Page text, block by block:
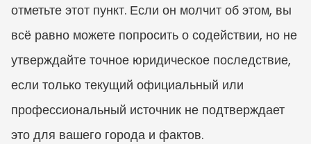
отметьте этот пункт. Если он молчит об этом, вы
всё равно можете попросить о содействии, но не
утверждайте точное юридическое последствие,
если только текущий официальный или
профессиональный источник не подтверждает
это для вашего города и фактов.